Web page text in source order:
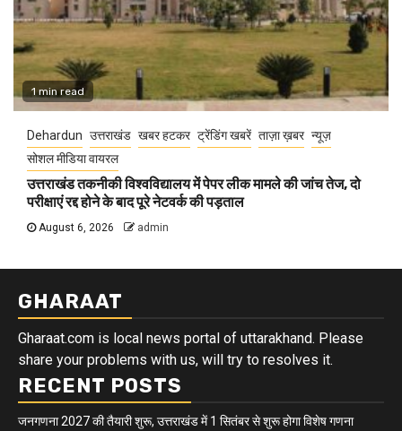
1 min read
Dehardun उत्तराखंड खबर हटकर ट्रेंडिंग खबरें ताज़ा ख़बर न्यूज़
सोशल मीडिया वायरल
उत्तराखंड तकनीकी विश्वविद्यालय में पेपर लीक मामले की जांच तेज, दो
परीक्षाएं रद्द होने के बाद पूरे नेटवर्क की पड़ताल
August 6, 2026 admin
GHARAAT
Gharaat.com is local news portal of uttarakhand. Please
share your problems with us, will try to resolves it.
RECENT POSTS
जनगणना 2027 की तैयारी शुरू, उत्तराखंड में 1 सितंबर से शुरू होगा विशेष गणना